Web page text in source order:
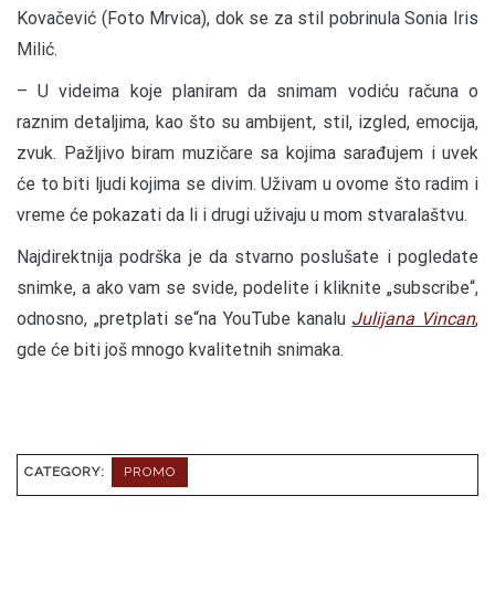
Kovačević (Foto Mrvica), dok se za stil pobrinula Sonia Iris
Milić.
– U videima koje planiram da snimam vodiću računa o
raznim detaljima, kao što su ambijent, stil, izgled, emocija,
zvuk. Pažljivo biram muzičare sa kojima sarađujem i uvek
će to biti ljudi kojima se divim. Uživam u ovome što radim i
vreme će pokazati da li i drugi uživaju u mom stvaralaštvu.
Najdirektnija podrška je da stvarno poslušate i pogledate
snimke, a ako vam se svide, podelite i kliknite „subscribe“,
odnosno, „pretplati se“na YouTube kanalu Julijana Vincan,
gde će biti još mnogo kvalitetnih snimaka.
CATEGORY: PROMO